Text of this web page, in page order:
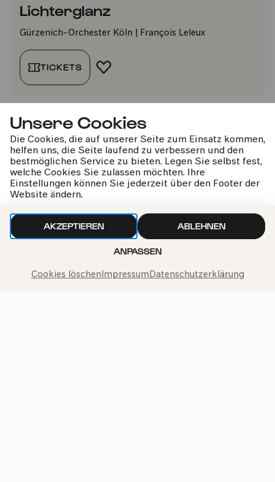
Unsere Cookies
Die Cookies, die auf unserer Seite zum Einsatz kommen,
helfen uns, die Seite laufend zu verbessern und den
bestmöglichen Service zu bieten. Legen Sie selbst fest,
welche Cookies Sie zulassen möchten. Ihre
Einstellungen können Sie jederzeit über den Footer der
Website ändern.
AKZEPTIEREN ABLEHNEN
ANPASSEN
Cookies löschenImpressumDatenschutzerklärung
Lichterglanz
Gürzenich-Orchester Köln | François Leleux
TICKETS FAVORIT HINZUFÜGEN
kphil-News direkt in dein Postfach
Wir gehen sorgfältig mit deinen Daten um. Mehr dazu in